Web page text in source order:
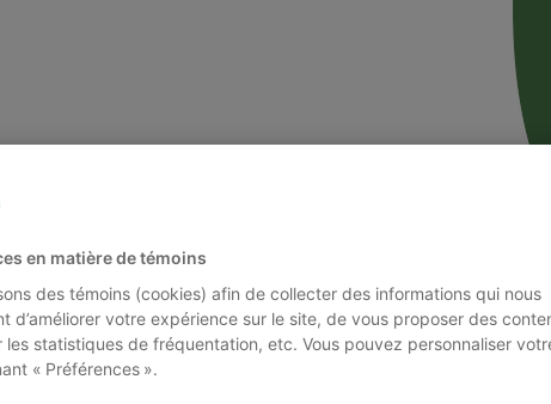
Enseignons les connaissances morphologiques
Recherche
en matière de témoins
des témoins (cookies) afin de collecter des informations qui nous
d’améliorer votre expérience sur le site, de vous proposer des
les statistiques de fréquentation, etc. Vous pouvez personnaliser
« Préférences ».